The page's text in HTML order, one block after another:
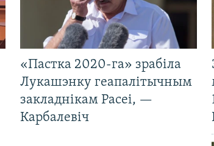
«Пастка 2020-га» зрабіла
Лукашэнку геапалітычным
закладнікам Расеі, —
Карбалевіч